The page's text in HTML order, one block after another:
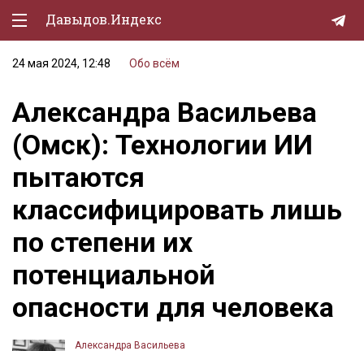
Давыдов.Индекс
Политическая жизнь
Экономика
Природа
Образование
Спорт
Культура
Lifestyle
Мурзилка
24 мая 2024, 12:48 Обо всём
Александра Васильева
(Омск): Технологии ИИ
пытаются
классифицировать лишь
по степени их
потенциальной
опасности для человека
Александра Васильева